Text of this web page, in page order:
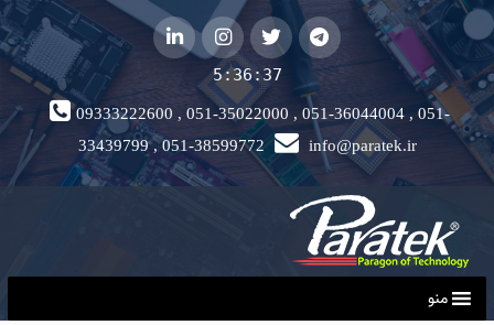
telegramتوییتر instagramلینکداین
5:36:37
09333222600 , 051-35022000 , 051-36044004 , 051-
33439799 , 051-38599772
info@paratek.ir
منو